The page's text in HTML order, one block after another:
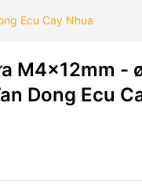
Ecu Cay Nhua
M4x12mm -
Dong Ecu